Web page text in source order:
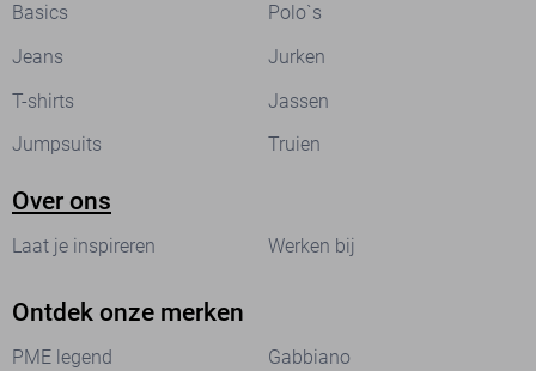
Basics
Polo`s
Jeans
Jurken
T-shirts
Jassen
Jumpsuits
Truien
Over ons
Laat je inspireren Werken bij
Ontdek onze merken
PME legend
Gabbiano